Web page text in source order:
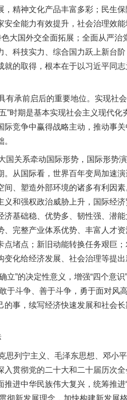
精神文化产品丰富多彩；民生
全能力有效提升，社会治理效
大国外交全面拓展；全面从严
科技实力、综合国力跃上新台
的取得，根本在于以习近平同
承前启后的重要地位。实现社
时期是基本实现社会主义现代化
竞争中赢得战略主动，推动事
关系牵动国际形势，国际形势
从国际看，世界百年变局加速
、塑造外部环境的诸多有利因
和强权政治威胁上升，国际经
基础稳、优势多、韧性强、潜
完整产业体系优势、丰富人才
堵点；新旧动能转换任务艰巨
化给经济发展、社会治理等提出
的决定性意义，增强“四个意识”
于斗争、善于斗争，勇于面对风
事，续写经济快速发展和社会
列宁主义、毛泽东思想、邓小平
贯彻党的二十大和二十届历次
进中华民族伟大复兴，统筹推进
彻新发展理念，加快构建新发展